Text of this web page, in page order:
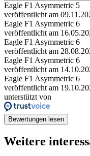
Eagle F1 Asymmetric 5
veröffentlicht am
Eagle F1 Asymmetric 6
veröffentlicht am
Eagle F1 Asymmetric 6
veröffentlicht am
Eagle F1 Asymmetric 6
veröffentlicht am
Eagle F1 Asymmetric 6
veröffentlicht am
unterstützt von
Bewertungen lesen
Weitere